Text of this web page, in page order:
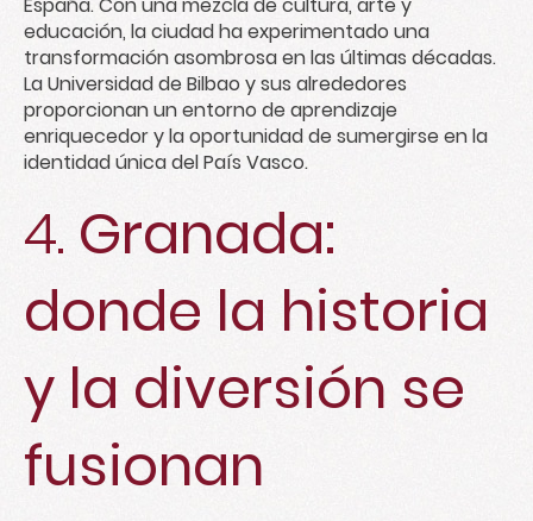
educación, la ciudad ha experimentado una
transformación asombrosa en las últimas décadas.
La Universidad de Bilbao y sus alrededores
proporcionan un entorno de aprendizaje
enriquecedor y la oportunidad de sumergirse en la
identidad única del País Vasco.
4. Granada:
donde la historia
y la diversión se
fusionan